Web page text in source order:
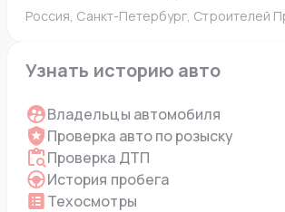
Россия, Санкт-Петербург, Строителей
Узнать историю авто
Владельцы автомобиля
Проверка авто по розыску
Проверка ДТП
История пробега
Техосмотры